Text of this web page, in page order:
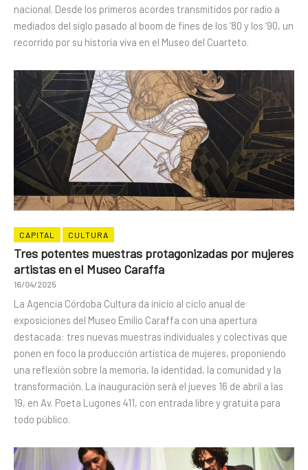
nacional. Desde los primeros acordes transmitidos por radio a
mediados del siglo pasado al boom de fines de los ‘80 y los ‘90, un
recorrido por su historia viva en el Museo del Cuarteto.
CAPITAL CULTURA
Tres potentes muestras protagonizadas por mujeres
artistas en el Museo Caraffa
16/04/2025
La Agencia Córdoba Cultura da inicio al ciclo anual de
exposiciones del Museo Emilio Caraffa con una apertura
destacada: tres nuevas muestras individuales y colectivas que
ponen en foco la producción artística de mujeres, proponiendo
una reflexión sobre la memoria, la identidad, la comunidad y la
transformación. La inauguración será el jueves 16 de abril a las
19, en Av. Poeta Lugones 411, con entrada libre y gratuita para
todo público.